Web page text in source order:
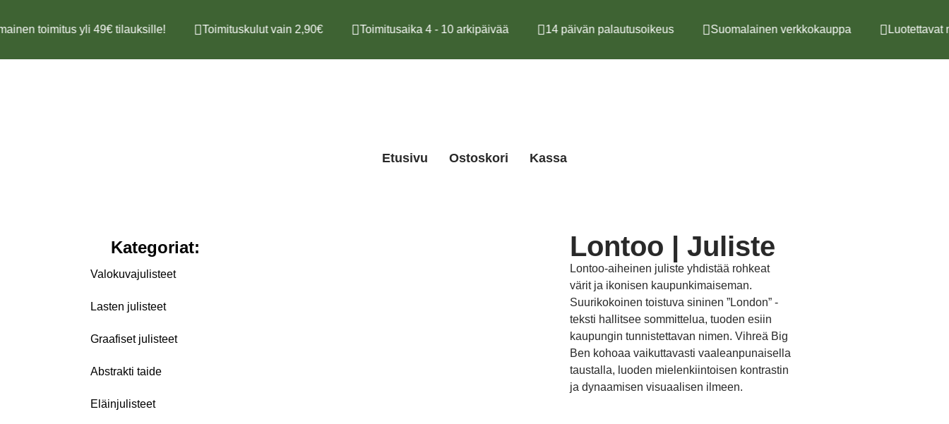
toimitus yli 49€ tilauksille! Toimituskulut vain 2,90€ Toimitusaika 4 - 10 arkipäivää 14 päivän palautusoikeus Suomalainen verkkokauppa Luotettavat
Etusivu Ostoskori Kassa
Kategoriat:
Valokuvajulisteet
Lasten julisteet
Graafiset julisteet
Abstrakti taide
Eläinjulisteet
Lontoo | Juliste
Lontoo-aiheinen juliste yhdistää rohkeat
värit ja ikonisen kaupunkimaiseman.
Suurikokoinen toistuva sininen ”London” -
teksti hallitsee sommittelua, tuoden esiin
kaupungin tunnistettavan nimen. Vihreä Big
Ben kohoaa vaikuttavasti vaaleanpunaisella
taustalla, luoden mielenkiintoisen kontrastin
ja dynaamisen visuaalisen ilmeen.